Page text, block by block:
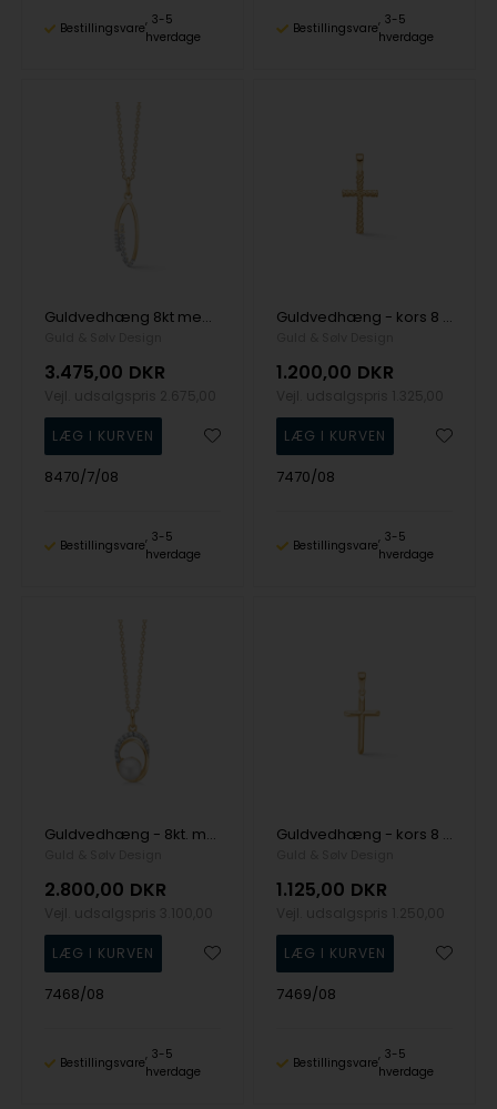
Bestillingsvare
3-5
hverdage
Bestillingsvare
3-5
hverdage
Guldvedhæng 8kt med zirkonia og kæde
3.475,00 DKR
8470/7/08
Bestillingsvare
3-5
hverdage
Guldvedhæng - kors 8 kt.
1.200,00 DKR
7470/08
Bestillingsvare
3-5
hverdage
Guldvedhæng - 8kt. med perle, cz og kæde
2.800,00 DKR
7468/08
Bestillingsvare
3-5
hverdage
Guldvedhæng - kors 8 kt.
1.125,00 DKR
7469/08
Bestillingsvare
3-5
hverdage